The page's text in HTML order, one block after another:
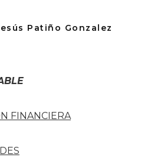
Patiño Gonzalez
FINANCIERA